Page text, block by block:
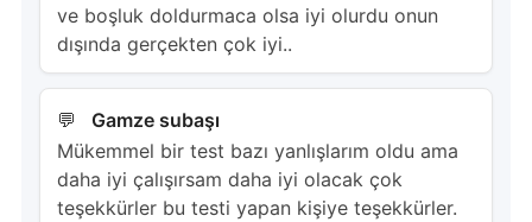
ve boşluk doldurmaca olsa iyi olurdu onun
dışında gerçekten çok iyi..
Gamze subaşı
Mükemmel bir test bazı yanlışlarım oldu ama
daha iyi çalışırsam daha iyi olacak çok
teşekkürler bu testi yapan kişiye teşekkürler.